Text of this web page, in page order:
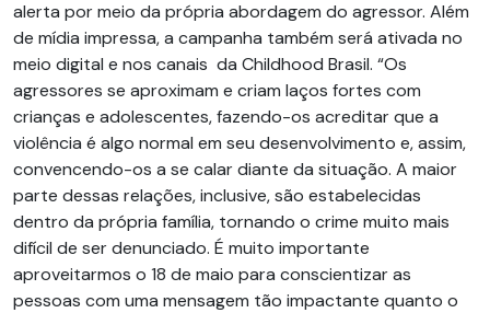
alerta por meio da própria abordagem do agressor. Além
de mídia impressa, a campanha também será ativada no
meio digital e nos canais da Childhood Brasil. “Os
agressores se aproximam e criam laços fortes com
crianças e adolescentes, fazendo-os acreditar que a
violência é algo normal em seu desenvolvimento e, assim,
convencendo-os a se calar diante da situação. A maior
parte dessas relações, inclusive, são estabelecidas
dentro da própria família, tornando o crime muito mais
difícil de ser denunciado. É muito importante
aproveitarmos o 18 de maio para conscientizar as
pessoas com uma mensagem tão impactante quanto o